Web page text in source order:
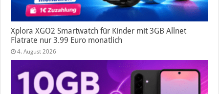
Xplora XGO2 Smartwatch für Kinder mit 3GB Allnet
Flatrate nur 3.99 Euro monatlich
4. August 2026